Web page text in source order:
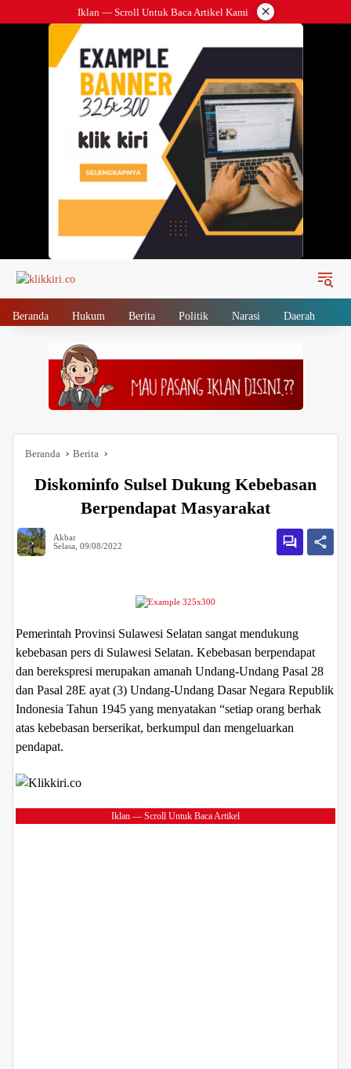
ke
Iklan — Scroll Untuk Baca Artikel Kami ×
Beranda Hukum Berita Politik Narasi Daerah
Beranda Berita
Diskominfo Sulsel Dukung Kebebasan
Berpendapat Masyarakat
Akbar
Selasa, 09/08/2022
Pemerintah Provinsi Sulawesi Selatan sangat mendukung
kebebasan pers di Sulawesi Selatan. Kebebasan berpendapat
dan berekspresi merupakan amanah Undang-Undang Pasal 28
dan Pasal 28E ayat (3) Undang-Undang Dasar Negara Republik
Indonesia Tahun 1945 yang menyatakan “setiap orang berhak
atas kebebasan berserikat, berkumpul dan mengeluarkan
pendapat.
Iklan — Scroll Untuk Baca Artikel